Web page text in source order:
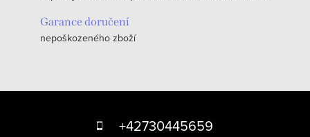
Garance doručení
nepoškozeného zboží
+42730445659